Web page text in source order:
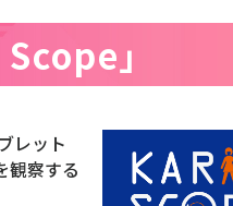
」
レット
観察する